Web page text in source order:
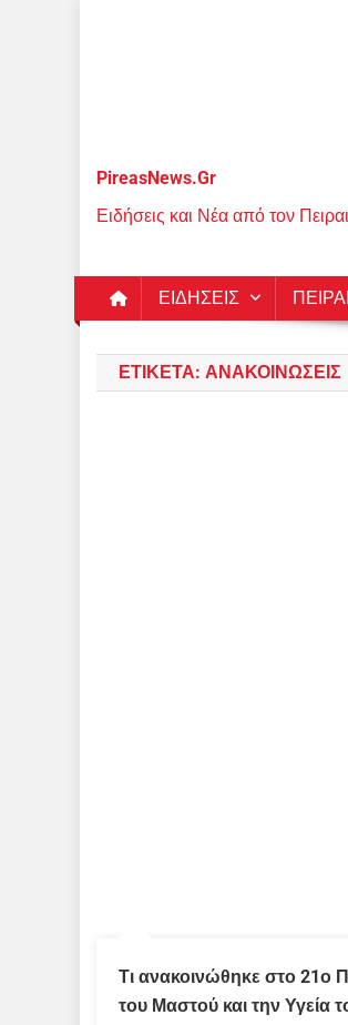
PireasNews.Gr
Ειδήσεις και Νέα από τον
ΕΙΔΗΣΕΙΣ
ΕΤΙΚΈΤΑ: ΑΝΑΚΟΙΝΏΣΕΙΣ
Τι ανακοινώθηκε στο 21ο
του Μαστού και την Υγεία